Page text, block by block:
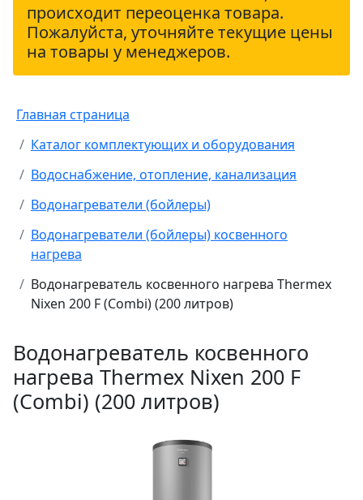
происходит переоценка товара.
Пожалуйста, уточняйте текущие цены
на товары у менеджеров.
Главная страница
Каталог комплектующих и оборудования
Водоснабжение, отопление, канализация
Водонагреватели (бойлеры)
Водонагреватели (бойлеры) косвенного
нагрева
Водонагреватель косвенного нагрева Thermex
Nixen 200 F (Combi) (200 литров)
Водонагреватель косвенного
нагрева Thermex Nixen 200 F
(Combi) (200 литров)